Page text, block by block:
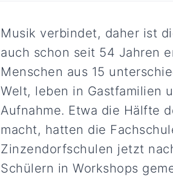
Musik verbindet, daher ist
auch schon seit 54 Jahren
Menschen aus 15
Welt, leben in Gastfamilien
Aufnahme. Etwa die Hälfte
macht, hatten die
Zinzendorfschulen jetzt
Schülern in Workshops